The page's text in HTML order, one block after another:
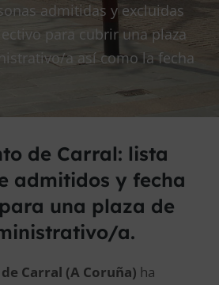
admitidas y excluidas
para cubrir una plaza
a así como la fecha
de Carral: lista
admitidos y fecha
una plaza de
a.
Carral (A Coruña) ha